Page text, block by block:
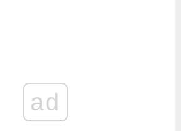
ad